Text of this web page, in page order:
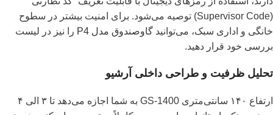
(Supervisor Code) توصیه می‌شود. برای امنیت بیشتر در سطوح
خانگی و اداری سبک، می‌توانید گاوصندوق مدل P4
را نیز در لیست
بررسی خود قرار دهید.
تحلیل ظرفیت و طراحی داخلی آرشیو
ارتفاع ۱۴۰ سانتی‌متری GS-1400 به شما اجازه می‌دهد تا ۳ الی ۴